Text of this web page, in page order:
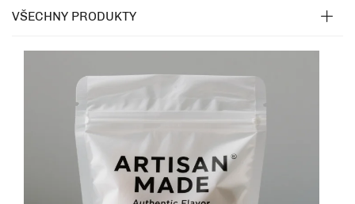
VŠECHNY PRODUKTY